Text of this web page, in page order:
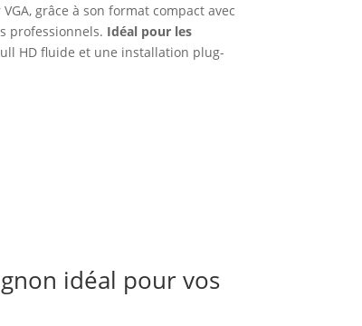
grâce à son format compact avec
professionnels. Idéal pour les
HD fluide et une installation plug-
idéal pour vos